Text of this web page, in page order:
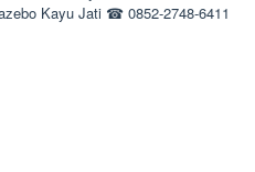
Kayu Jati ☎ 0852-2748-6411